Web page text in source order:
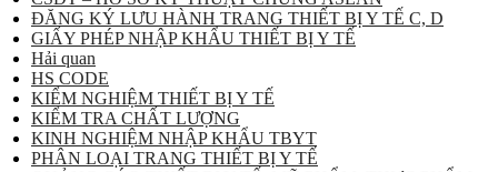
ĐĂNG KÝ LƯU HÀNH TRANG THIẾT BỊ Y TẾ C, D
GIẤY PHÉP NHẬP KHẨU THIẾT BỊ Y TẾ
Hải quan
HS CODE
KIỂM NGHIỆM THIẾT BỊ Y TẾ
KIỂM TRA CHẤT LƯỢNG
KINH NGHIỆM NHẬP KHẨU TBYT
PHÂN LOẠI TRANG THIẾT BỊ Y TẾ